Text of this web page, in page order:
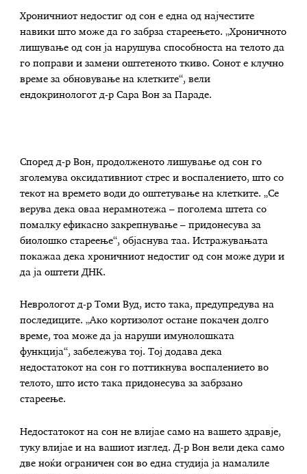
Хроничниот недостиг од сон е една од најчестите
навики што може да го забрза стареењето. „Хроничното
лишување од сон ја нарушува способноста на телото да
го поправи и замени оштетеното ткиво. Сонот е клучно
време за обновување на клетките“, вели
ендокринологот д-р Сара Вон за Параде.
Според д-р Вон, продолженото лишување од сон го
зголемува оксидативниот стрес и воспалението, што со
текот на времето води до оштетување на клетките. „Се
верува дека оваа нерамнотежа – поголема штета со
помалку ефикасно закрепнување – придонесува за
биолошко стареење“, објаснува таа. Истражувањата
покажаа дека хроничниот недостиг од сон може дури и
да ја оштети ДНК.
Неврологот д-р Томи Вуд, исто така, предупредува на
последиците. „Ако кортизолот остане покачен долго
време, тоа може да ја наруши имунолошката
функција“, забележува тој. Тој додава дека
недостатокот на сон го поттикнува воспалението во
телото, што исто така придонесува за забрзано
стареење.
Недостатокот на сон не влијае само на вашето здравје,
туку влијае и на вашиот изглед. Д-р Вон вели дека само
две ноќи ограничен сон во една студија ја намалиле